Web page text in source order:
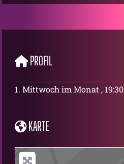
PROFIL
1. Mittwoch im Monat , 19:30
KARTE